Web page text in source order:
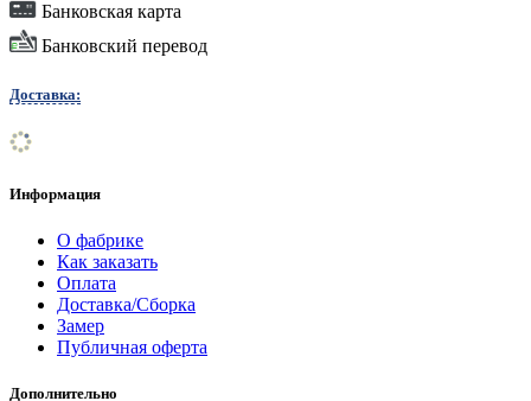
Банковская карта
Банковский перевод
Доставка:
Информация
О фабрике
Как заказать
Оплата
Доставка/Сборка
Замер
Публичная оферта
Дополнительно